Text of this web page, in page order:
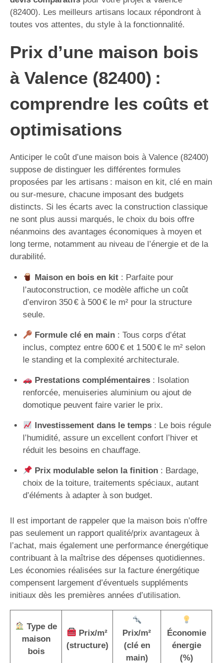
(82400). Les meilleurs artisans locaux répondront à
toutes vos attentes, du style à la fonctionnalité.
Prix d’une maison bois
à Valence (82400) :
comprendre les coûts et
optimisations
Anticiper le coût d’une maison bois à Valence (82400)
suppose de distinguer les différentes formules
proposées par les artisans : maison en kit, clé en main
ou sur-mesure, chacune imposant des budgets
distincts. Si les écarts avec la construction classique
ne sont plus aussi marqués, le choix du bois offre
néanmoins des avantages économiques à moyen et
long terme, notamment au niveau de l’énergie et de la
durabilité.
Maison en bois en kit: Parfaite pour
l’autoconstruction, ce modèle affiche un coût
d’environ 350 € à 500 € le m² pour la structure
seule.
Formule clé en main: Tous corps d’état
inclus, comptez entre 600 € et 1 500 € le m² selon
le standing et la complexité architecturale.
Prestations complémentaires: Isolation
renforcée, menuiseries aluminium ou ajout de
domotique peuvent faire varier le prix.
Investissement dans le temps: Le bois régule
l’humidité, assure un excellent confort l’hiver et
réduit les besoins en chauffage.
Prix modulable selon la finition: Bardage,
choix de la toiture, traitements spéciaux, autant
d’éléments à adapter à son budget.
Il est important de rappeler que la maison bois n’offre
pas seulement un rapport qualité/prix avantageux à
l’achat, mais également une performance énergétique
contribuant à la maîtrise des dépenses quotidiennes.
Les économies réalisées sur la facture énergétique
compensent largement d’éventuels suppléments
initiaux dès les premières années d’utilisation.
Type de
maison
bois
Prix/m²
(structure)
Prix/m²
(clé en
main)
Économie
énergie
(%)